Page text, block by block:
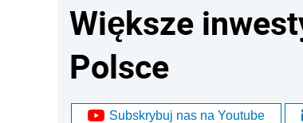
Większe
Polsce
Subskrybuj nas na Youtube